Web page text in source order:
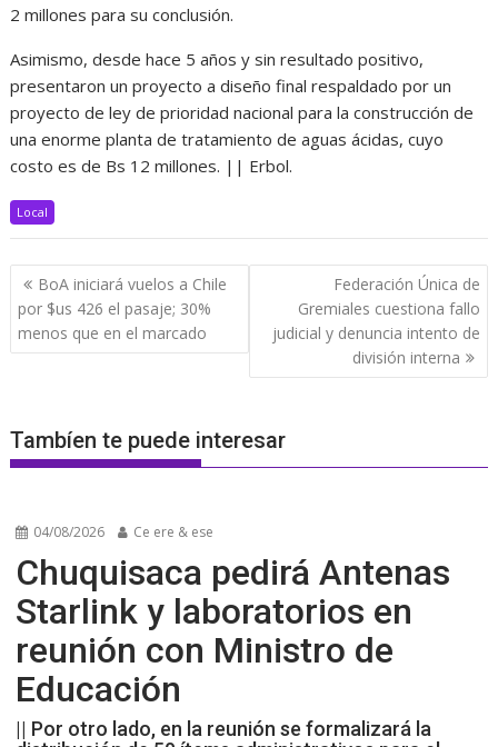
2 millones para su conclusión.
Asimismo, desde hace 5 años y sin resultado positivo,
presentaron un proyecto a diseño final respaldado por un
proyecto de ley de prioridad nacional para la construcción de
una enorme planta de tratamiento de aguas ácidas, cuyo
costo es de Bs 12 millones. || Erbol.
Local
Navegación
de
entradas
BoA iniciará vuelos a Chile
por $us 426 el pasaje; 30%
menos que en el marcado
Federación Única de
Gremiales cuestiona fallo
judicial y denuncia intento de
división interna
Tambíen te puede interesar
04/08/2026 Ce ere & ese
Chuquisaca pedirá Antenas
Starlink y laboratorios en
reunión con Ministro de
Educación
|| Por otro lado, en la reunión se formalizará la